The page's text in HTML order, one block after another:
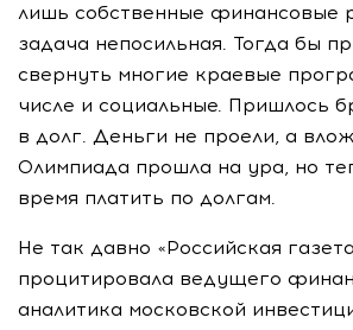
лишь собственные финансовые
задача непосильная. Тогда бы
свернуть многие краевые
числе и социальные. Пришлось
в долг. Деньги не проели, а
Олимпиада прошла на ура, но
время платить по долгам.
Не так давно «Российская
процитировала ведущего
аналитика московской